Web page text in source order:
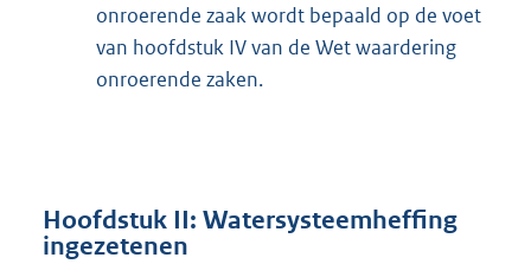
onroerende zaak wordt bepaald op de voet
van hoofdstuk IV van de Wet waardering
onroerende zaken.
Hoofdstuk II: Watersysteemheffing
ingezetenen